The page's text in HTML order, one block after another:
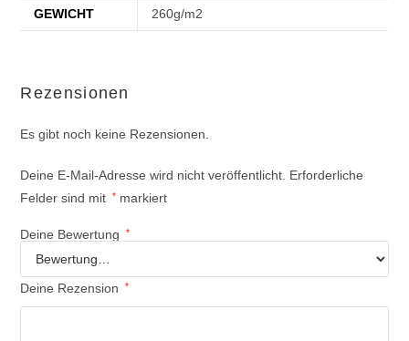
GEWICHT 260g/m2
Rezensionen
Es gibt noch keine Rezensionen.
Deine E-Mail-Adresse wird nicht veröffentlicht. Erforderliche
Felder sind mit
* markiert
Deine Bewertung *
Deine Rezension *